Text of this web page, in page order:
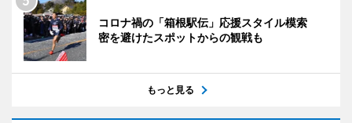
コロナ禍の「箱根駅伝」応援スタイル模索
密を避けたスポットからの観戦も
もっと見る